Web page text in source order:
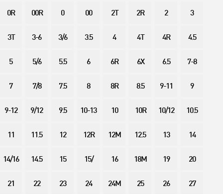
0R 00R 0 00 2T 2R 2 3
3T 3-6 3/6 3.5 4 4T 4R 4.5
5 5/6 5.5 6 6R 6X 6.5 7-8
7 7/8 7.5 8 8R 8.5 9-11 9
9-12 9/12 9.5 10-13 10 10R 10/12 10.5
11 11.5 12 12R 12M 12.5 13 14
14/16 14.5 15 15/ 16 18M 19 20
21 22 23 24 24M 25 26 27